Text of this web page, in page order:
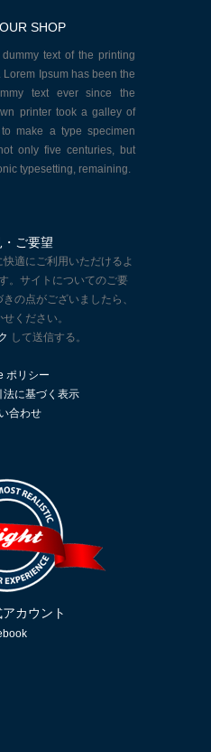
SHOP
text of the printing
Ipsum has been the
text ever since the
printer took a galley of
make a type specimen
only five centuries, but
typesetting, remaining.
ご要望
適にご利用いただけるよ
。サイトについてのご要
の点がございましたら、
ください。
して送信する。
ポリシー
法に基づく表示
合わせ
カウント